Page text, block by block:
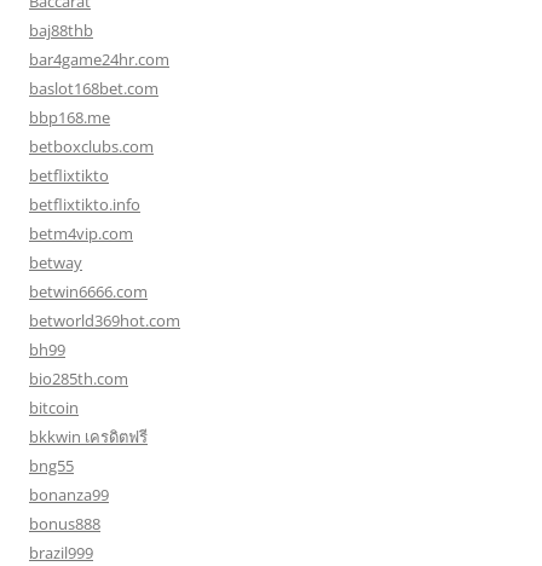
baj88thb
bar4game24hr.com
baslot168bet.com
bbp168.me
betboxclubs.com
betflixtikto
betflixtikto.info
betm4vip.com
betway
betwin6666.com
betworld369hot.com
bh99
bio285th.com
bitcoin
bkkwin เครดิตฟรี
bng55
bonanza99
bonus888
brazil999